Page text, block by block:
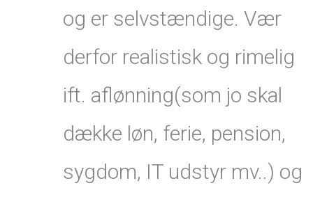
og er selvstændige. Vær
derfor realistisk og rimelig
ift. aflønning(som jo skal
dække løn, ferie, pension,
sygdom, IT udstyr mv..) og